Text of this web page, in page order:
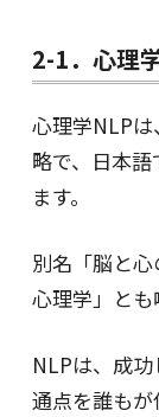
2-1．心理
心理学NLP
略で、日本
ます。
別名「脳と
心理学」とも
NLPは、成
通点を誰も